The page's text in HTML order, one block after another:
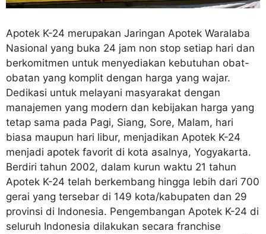
Apotek K-24 merupakan Jaringan Apotek Waralaba
Nasional yang buka 24 jam non stop setiap hari dan
berkomitmen untuk menyediakan kebutuhan obat-
obatan yang komplit dengan harga yang wajar.
Dedikasi untuk melayani masyarakat dengan
manajemen yang modern dan kebijakan harga yang
tetap sama pada Pagi, Siang, Sore, Malam, hari
biasa maupun hari libur, menjadikan Apotek K-24
menjadi apotek favorit di kota asalnya, Yogyakarta.
Berdiri tahun 2002, dalam kurun waktu 21 tahun
Apotek K-24 telah berkembang hingga lebih dari 700
gerai yang tersebar di 149 kota/kabupaten dan 29
provinsi di Indonesia. Pengembangan Apotek K-24 di
seluruh Indonesia dilakukan secara franchise